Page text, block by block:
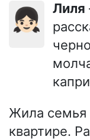
👧🏻 Лиля
Жила семья
квартире.